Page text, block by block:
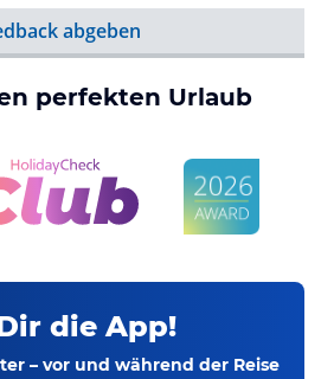
abgeben
perfekten Urlaub
die App!
– vor und während der Reise